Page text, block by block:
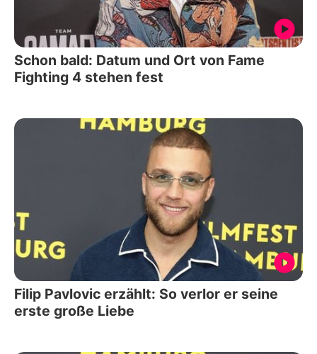
Schon bald: Datum und Ort von Fame
Fighting 4 stehen fest
Filip Pavlovic erzählt: So verlor er seine
erste große Liebe